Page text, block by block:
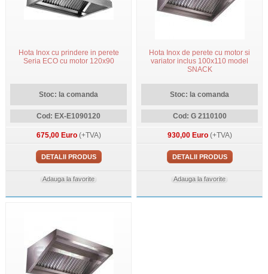
Hota Inox cu prindere in perete
Seria ECO cu motor 120x90
Stoc: la comanda
Cod: EX-E1090120
675,00 Euro(+TVA)
DETALII PRODUS
Adauga la favorite
Hota Inox de perete cu motor si
variator inclus 100x110 model
SNACK
Stoc: la comanda
Cod: G 2110100
930,00 Euro(+TVA)
DETALII PRODUS
Adauga la favorite